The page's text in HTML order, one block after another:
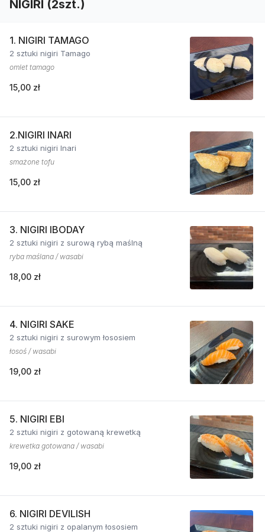
NIGIRI (2szt.)
1. NIGIRI TAMAGO
2 sztuki nigiri Tamago
omlet tamago
15,00 zł
2.NIGIRI INARI
2 sztuki nigiri Inari
smażone tofu
15,00 zł
3. NIGIRI IBODAY
2 sztuki nigiri z surową rybą maślną
ryba maślana / wasabi
18,00 zł
4. NIGIRI SAKE
2 sztuki nigiri z surowym łososiem
łosoś / wasabi
19,00 zł
5. NIGIRI EBI
2 sztuki nigiri z gotowaną krewetką
krewetka gotowana / wasabi
19,00 zł
6. NIGIRI DEVILISH
2 sztuki nigiri z opalanym łososiem